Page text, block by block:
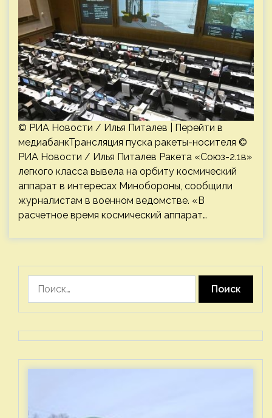
© РИА Новости / Илья Питалев | Перейти в
медиабанкТрансляция пуска ракеты-носителя ©
РИА Новости / Илья Питалев Ракета «Союз-2.1в»
легкого класса вывела на орбиту космический
аппарат в интересах Минобороны, сообщили
журналистам в военном ведомстве. «В
расчетное время космический аппарат…